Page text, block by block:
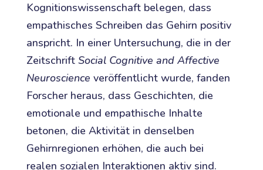
Kognitionswissenschaft belegen, dass
empathisches Schreiben das Gehirn positiv
anspricht. In einer Untersuchung, die in der
Zeitschrift Social Cognitive and Affective
Neuroscience veröffentlicht wurde, fanden
Forscher heraus, dass Geschichten, die
emotionale und empathische Inhalte
betonen, die Aktivität in denselben
Gehirnregionen erhöhen, die auch bei
realen sozialen Interaktionen aktiv sind.